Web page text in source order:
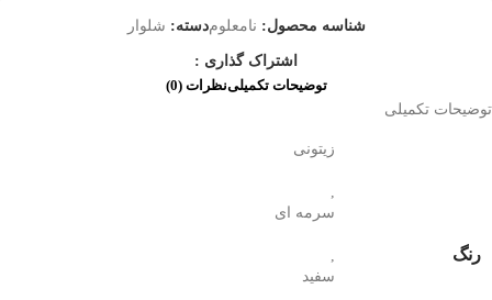
شناسه محصول: نامعلومدسته: شلوار
اشتراک گذاری :
توضیحات تکمیلینظرات (0)
توضیحات تکمیلی
رنگ
زیتونی
,
سرمه ای
,
سفید